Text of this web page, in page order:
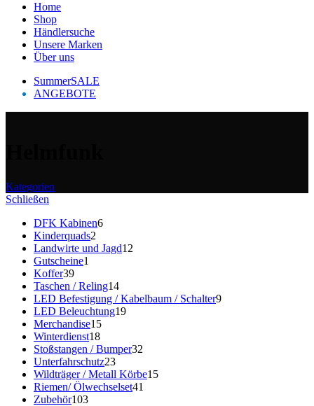
Home
Shop
Händlersuche
Unsere Marken
Über uns
SummerSALE
ANGEBOTE
Kategorien
Schließen
DFK Kabinen6
Kinderquads2
Landwirte und Jagd12
Gutscheine1
Koffer39
Taschen / Reling14
LED Befestigung / Kabelbaum / Schalter9
LED Beleuchtung19
Merchandise15
Winterdienst18
Stoßstangen / Bumper32
Unterfahrschutz23
Wildträger / Metall Körbe15
Riemen/ Ölwechselset41
Zubehör103